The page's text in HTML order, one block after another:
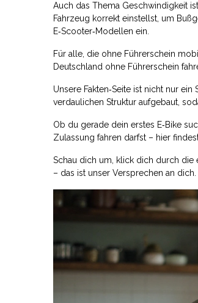
Auch das Thema Geschwindigkeit
Fahrzeug korrekt einstellst, um
E‑Scooter‑Modellen ein.
Für alle, die ohne Führerschein
Deutschland ohne Führerschein
Unsere Fakten‑Seite ist nicht nur
verdaulichen Struktur aufgebaut,
Ob du gerade dein erstes E‑Bike
Zulassung fahren darfst – hier
Schau dich um, klick dich durch die
– das ist unser Versprechen an dich.